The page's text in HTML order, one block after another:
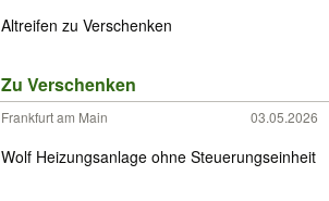
Altreifen zu Verschenken
Zu Verschenken
Frankfurt am Main 03.05.2026
Wolf Heizungsanlage ohne Steuerungseinheit